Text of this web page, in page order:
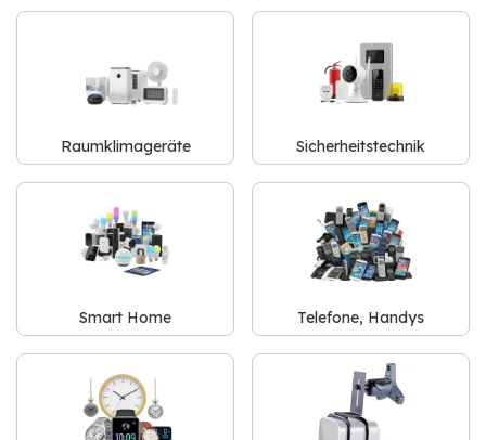
Raumklimageräte Sicherheitstechnik
Smart Home Telefone, Handys